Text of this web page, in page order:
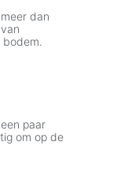
dan
paar
om op de